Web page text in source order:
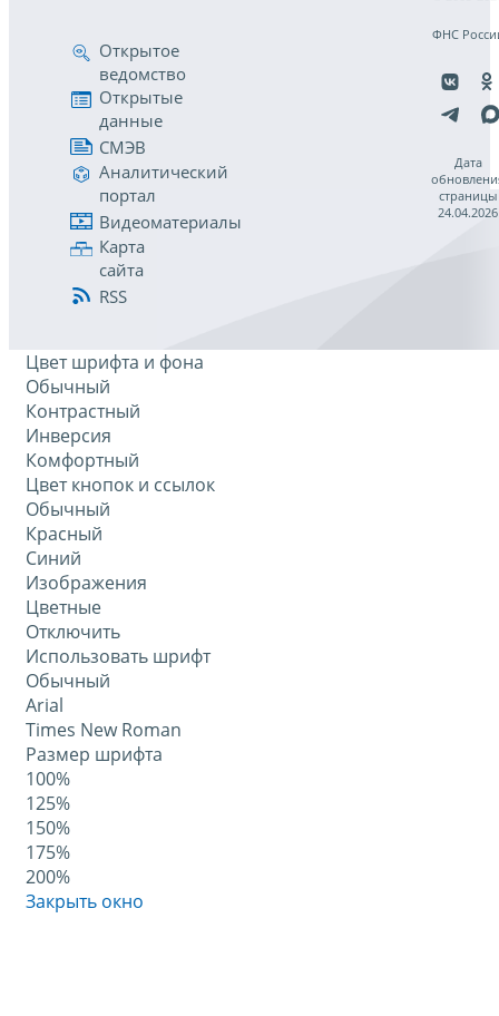
Открытое
ведомство
Открытые
данные
СМЭВ
Аналитический
портал
Видеоматериалы
Карта
сайта
RSS
ФНС
Дата
страницы
24.04.2026
Цвет шрифта и фона
Обычный
Контрастный
Инверсия
Комфортный
Цвет кнопок и ссылок
Обычный
Красный
Синий
Изображения
Цветные
Отключить
Использовать шрифт
Обычный
Arial
Times New Roman
Размер шрифта
100%
125%
150%
175%
200%
Закрыть окно